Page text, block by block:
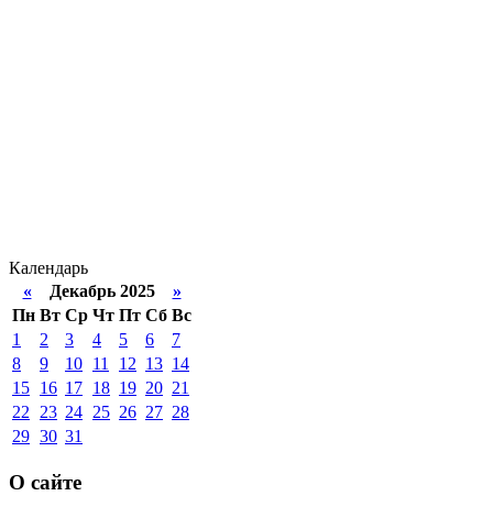
Календарь
«Декабрь 2025 »
Пн Вт Ср Чт Пт Сб Вс
1
2 3 4 5 6
7
8
9 10 11 12 13 14
15 16 17 18 19 20 21
22
23 24 25 26 27 28
29 30 31
О сайте